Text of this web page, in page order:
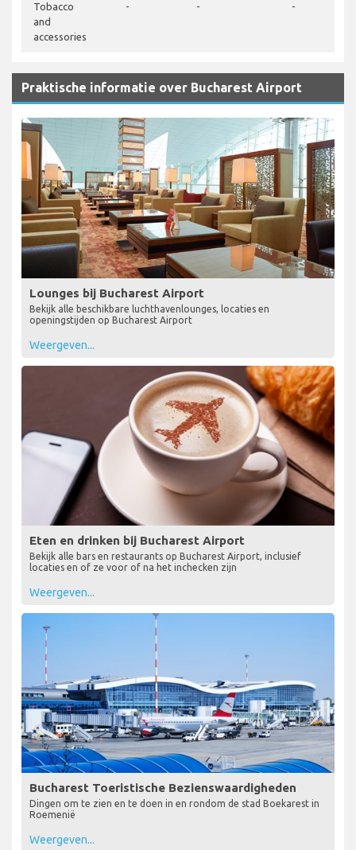
Tobacco
and
accessories
- - -
Praktische informatie over Bucharest Airport
Lounges bij Bucharest Airport
Bekijk alle beschikbare luchthavenlounges, locaties en
openingstijden op Bucharest Airport
Weergeven...
Eten en drinken bij Bucharest Airport
Bekijk alle bars en restaurants op Bucharest Airport, inclusief
locaties en of ze voor of na het inchecken zijn
Weergeven...
Bucharest Toeristische Bezienswaardigheden
Dingen om te zien en te doen in en rondom de stad Boekarest in
Roemenië
Weergeven...